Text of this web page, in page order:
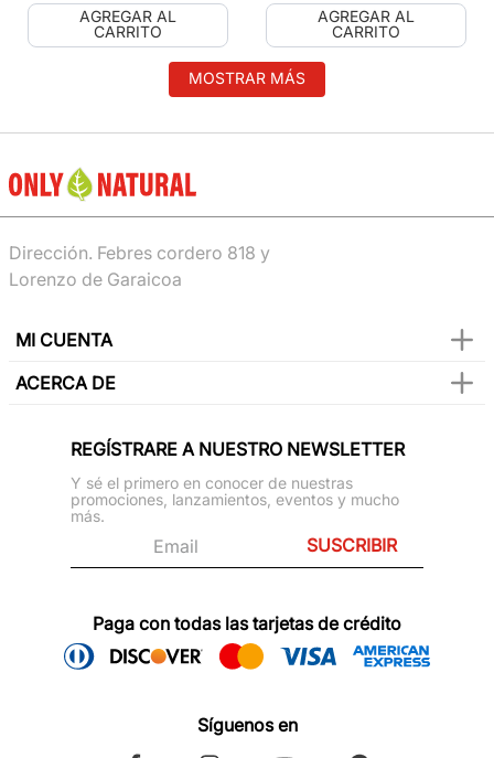
AGREGAR AL
CARRITO
AGREGAR AL
CARRITO
MOSTRAR MÁS
Dirección. Febres cordero 818 y
Lorenzo de Garaicoa
MI CUENTA
ACERCA DE
REGÍSTRARE A NUESTRO NEWSLETTER
Y sé el primero en conocer de nuestras
promociones, lanzamientos, eventos y mucho
más.
SUSCRIBIR
Paga con todas las tarjetas de crédito
Síguenos en